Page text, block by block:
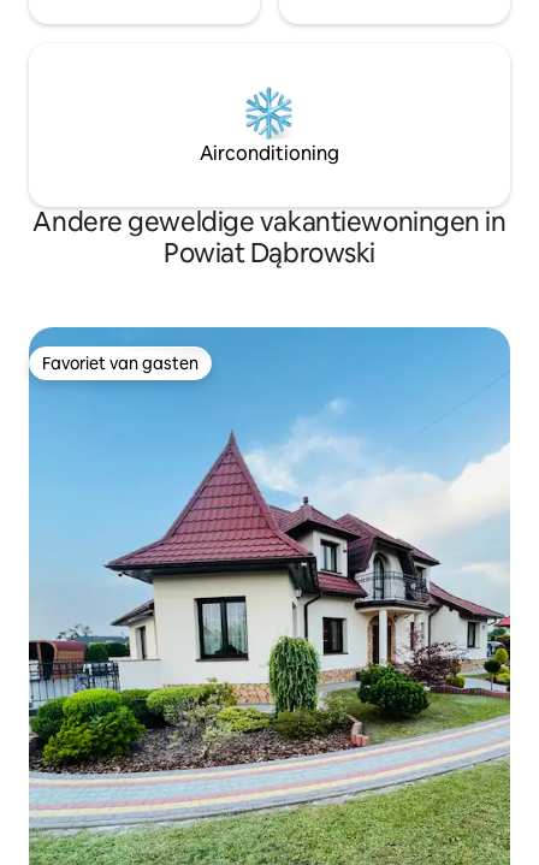
Airconditioning
Andere geweldige vakantiewoningen in
Powiat Dąbrowski
Favoriet van gasten
Favoriet van gasten